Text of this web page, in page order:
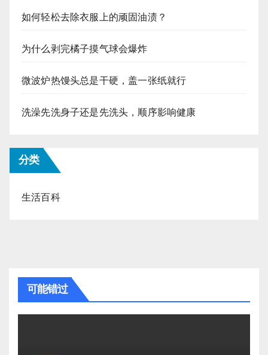
如何轻松去除衣服上的顽固油渍？
为什么剥完橘子摸气球会爆炸
微波炉热馒头总是干硬，盖一张纸就行
洗澡先洗身子还是先洗头，顺序影响健康
分类
生活百科
可能错过